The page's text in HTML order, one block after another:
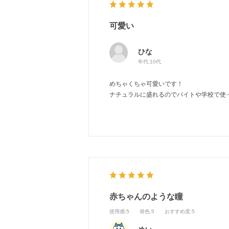
可愛い
ひな
年代:10代
めちゃくちゃ可愛いです！
ナチュラルに盛れるのでバイトや学校で使
赤ちゃんのような瞳
使用感:5 発色:5 おすすめ度:5